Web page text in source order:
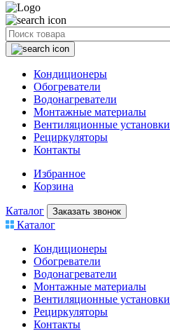
Кондиционеры
Обогреватели
Водонагреватели
Монтажные материалы
Вентиляционные установки
Рециркуляторы
Контакты
Избранное
Корзина
Каталог Заказать звонок
Каталог
Кондиционеры
Обогреватели
Водонагреватели
Монтажные материалы
Вентиляционные установки
Рециркуляторы
Контакты